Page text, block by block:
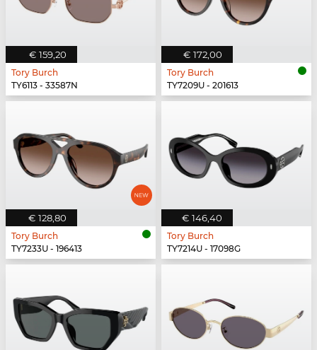
€ 159,20
Tory Burch
TY6113 - 33587N
€ 172,00
Tory Burch
TY7209U - 201613
€ 128,80
Tory Burch
TY7233U - 196413
€ 146,40
Tory Burch
TY7214U - 17098G